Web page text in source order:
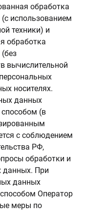
обработка
использованием
техники) и
обработка
вычислительной
носителях.
данных
(в
с соблюдением
РФ,
обработки и
данных. При
данных
Оператор
меры по